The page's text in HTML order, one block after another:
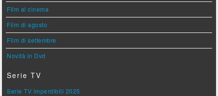
Film al cinema
Film di agosto
Film di settembre
Novità in Dvd
Serie TV
Serie TV imperdibili 2025